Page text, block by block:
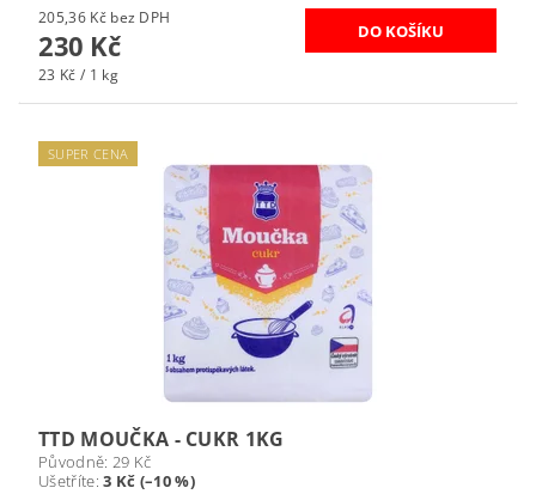
205,36 Kč bez DPH
230 Kč
23 Kč / 1 kg
SUPER CENA
TTD MOUČKA - CUKR 1KG
Původně: 29 Kč
Ušetříte:3 Kč (–10 %)